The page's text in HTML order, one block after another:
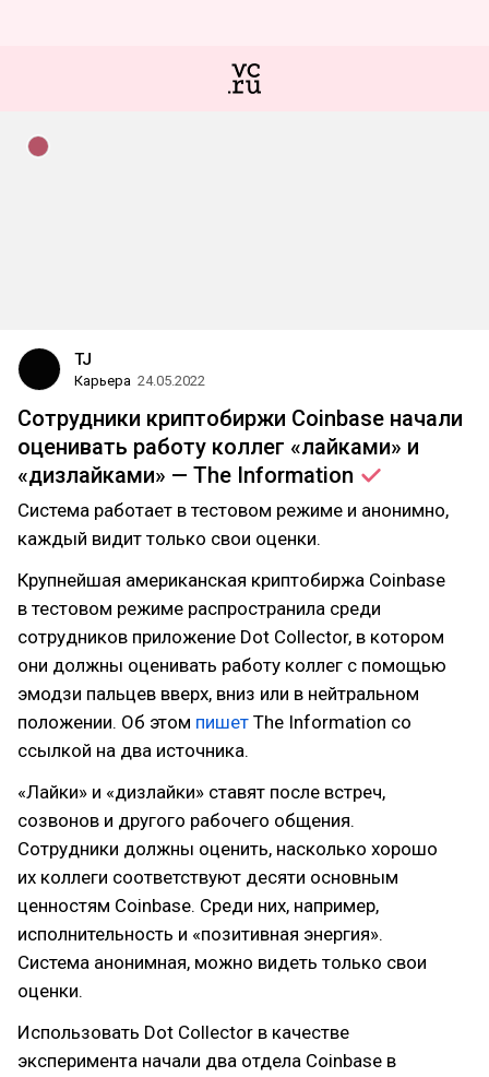
TJ
Карьера 24.05.2022
Сотрудники криптобиржи Coinbase начали
оценивать работу коллег «лайками» и
«дизлайками» — The Information
Система работает в тестовом режиме и анонимно,
каждый видит только свои оценки.
Крупнейшая американская криптобиржа Coinbase
в тестовом режиме распространила среди
сотрудников приложение Dot Collector, в котором
они должны оценивать работу коллег с помощью
эмодзи пальцев вверх, вниз или в нейтральном
положении. Об этом пишет The Information со
ссылкой на два источника.
«Лайки» и «дизлайки» ставят после встреч,
созвонов и другого рабочего общения.
Сотрудники должны оценить, насколько хорошо
их коллеги соответствуют десяти основным
ценностям Coinbase. Среди них, например,
исполнительность и «позитивная энергия».
Система анонимная, можно видеть только свои
оценки.
Использовать Dot Collector в качестве
эксперимента начали два отдела Coinbase в